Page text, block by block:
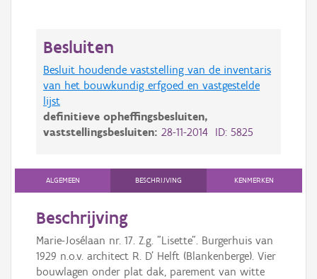
Besluiten
Besluit houdende vaststelling van de inventaris
van het bouwkundig erfgoed en vastgestelde
lijst
definitieve opheffingsbesluiten,
vaststellingsbesluiten: 28-11-2014 ID: 5825
ALGEMEEN BESCHRIJVING KENMERKEN
Beschrijving
Marie-Josélaan nr. 17. Z.g. "Lisette". Burgerhuis van
1929 n.o.v. architect R. D' Helft (Blankenberge). Vier
bouwlagen onder plat dak, parement van witte